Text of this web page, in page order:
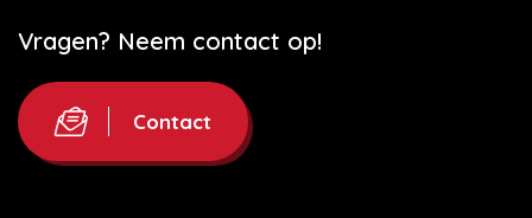
Vragen? Neem contact op!
Contact